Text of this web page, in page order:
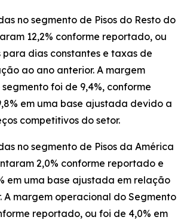
no segmento de Pisos do Resto do
12,2% conforme reportado, ou
para dias constantes e taxas de
ao ano anterior. A margem
foi de 9,4%, conforme
em uma base ajustada devido a
competitivos do setor.
no segmento de Pisos da América
2,0% conforme reportado e
em uma base ajustada em relação
A margem operacional do Segmento
reportado, ou foi de 4,0% em